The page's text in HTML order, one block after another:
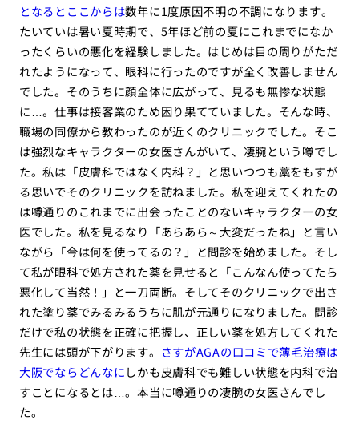
となるとここからは数年に1度原因不明の不調になります。
たいていは暑い夏時期で、5年ほど前の夏にこれまでになか
ったくらいの悪化を経験しました。はじめは目の周りがただ
れたようになって、眼科に行ったのですが全く改善しません
でした。そのうちに顔全体に広がって、見るも無惨な状態
に…。仕事は接客業のため困り果てていました。そんな時、
職場の同僚から教わったのが近くのクリニックでした。そこ
は強烈なキャラクターの女医さんがいて、凄腕という噂でし
た。私は「皮膚科ではなく内科？」と思いつつも藁をもすが
る思いでそのクリニックを訪ねました。私を迎えてくれたの
は噂通りのこれまでに出会ったことのないキャラクターの女
医でした。私を見るなり「あらあら～大変だったね」と言い
ながら「今は何を使ってるの？」と問診を始めました。そし
て私が眼科で処方された薬を見せると「こんなん使ってたら
悪化して当然！」と一刀両断。そしてそのクリニックで出さ
れた塗り薬でみるみるうちに肌が元通りになりました。問診
だけで私の状態を正確に把握し、正しい薬を処方してくれた
先生には頭が下がります。 さすがAGAの口コミで薄毛治療は
大阪でならどんなにしかも皮膚科でも難しい状態を内科で治
すことになるとは…。本当に噂通りの凄腕の女医さんでし
た。